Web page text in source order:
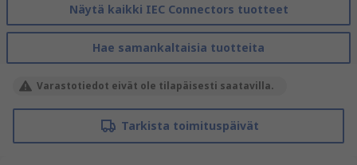
Näytä kaikki IEC Connectors tuotteet
Hae samankaltaisia tuotteita
Varastotiedot eivät ole tilapäisesti saatavilla.
Tarkista toimituspäivät